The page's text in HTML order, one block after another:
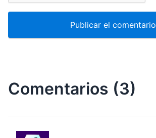
Comentarios (3)